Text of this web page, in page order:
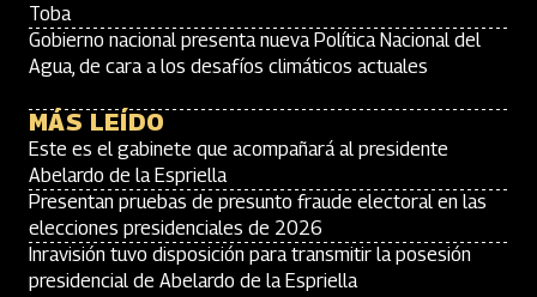
Toba
Gobierno nacional presenta nueva Política Nacional del
Agua, de cara a los desafíos climáticos actuales
MÁS LEÍDO
Este es el gabinete que acompañará al presidente
Abelardo de la Espriella
Presentan pruebas de presunto fraude electoral en las
elecciones presidenciales de 2026
Inravisión tuvo disposición para transmitir la posesión
presidencial de Abelardo de la Espriella